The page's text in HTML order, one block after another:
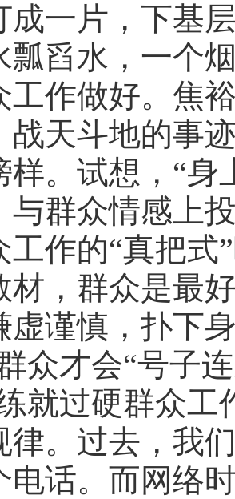
成一片，下基
瓢舀水，一个
工作做好。焦
战天斗地的事
样。试想，“
与群众情感上
工作的“真把式
材，群众是最
虚谨慎，扑下
众才会“号子
过硬群众工作
律。过去，我
电话。而网络